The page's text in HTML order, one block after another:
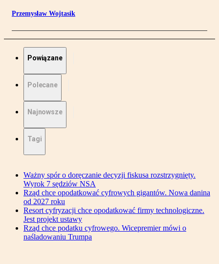
Przemysław Wojtasik
Powiązane
Polecane
Najnowsze
Tagi
Ważny spór o doręczanie decyzji fiskusa rozstrzygnięty.
Wyrok 7 sędziów NSA
Rząd chce opodatkować cyfrowych gigantów. Nowa danina
od 2027 roku
Resort cyfryzacji chce opodatkować firmy technologiczne.
Jest projekt ustawy
Rząd chce podatku cyfrowego. Wicepremier mówi o
naśladowaniu Trumpa